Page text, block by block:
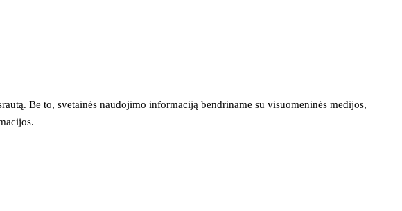
Be to, svetainės naudojimo informaciją bendriname su visuomeninės medijos,